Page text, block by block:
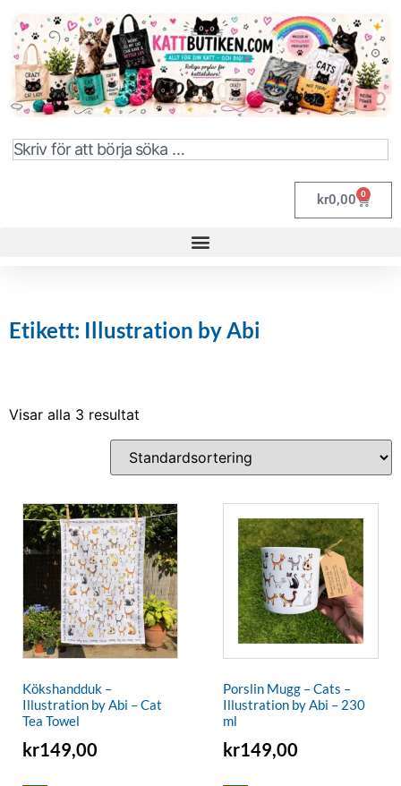
kr0,00 0
Etikett: Illustration by Abi
Visar alla 3 resultat
Kökshandduk –
Illustration by Abi – Cat
Tea Towel
kr149,00
Porslin Mugg – Cats –
Illustration by Abi – 230
ml
kr149,00